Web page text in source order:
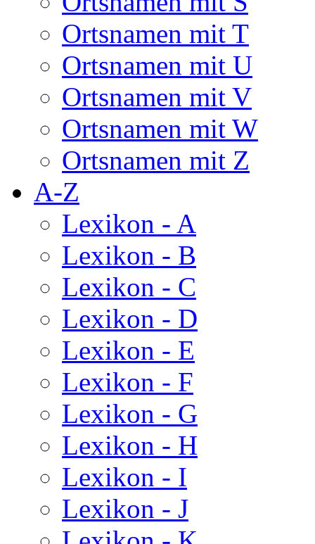
Ortsnamen mit T
Ortsnamen mit U
Ortsnamen mit V
Ortsnamen mit W
Ortsnamen mit Z
A-Z
Lexikon - A
Lexikon - B
Lexikon - C
Lexikon - D
Lexikon - E
Lexikon - F
Lexikon - G
Lexikon - H
Lexikon - I
Lexikon - J